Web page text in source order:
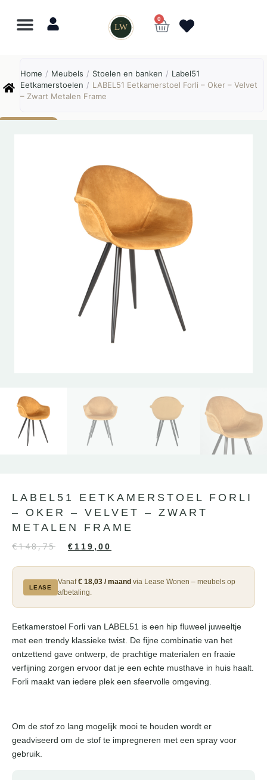
LW
0
Home / Meubels / Stoelen en banken / Label51
Eetkamerstoelen / LABEL51 Eetkamerstoel Forli – Oker – Velvet
– Zwart Metalen Frame
LABEL51 EETKAMERSTOEL FORLI
– OKER – VELVET – ZWART
METALEN FRAME
€148,75 € 119,00
LEASE
Vanaf€ 18,03 / maand via Lease Wonen – meubels op
afbetaling.
Eetkamerstoel Forli van LABEL51 is een hip fluweel juweeltje
met een trendy klassieke twist. De fijne combinatie van het
ontzettend gave ontwerp, de prachtige materialen en fraaie
verfijning zorgen ervoor dat je een echte musthave in huis haalt.
Forli maakt van iedere plek een sfeervolle omgeving.
Om de stof zo lang mogelijk mooi te houden wordt er
geadviseerd om de stof te impregneren met een spray voor
gebruik.
Online